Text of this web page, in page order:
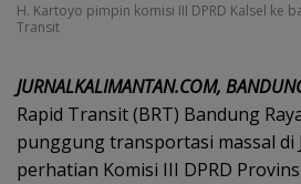
H. Kartoyo pimpin komisi III DPRD Kalsel ke
Transit
JURNALKALIMANTAN.COM,
Rapid Transit (BRT) Bandung
punggung transportasi massal di
perhatian Komisi III DPRD